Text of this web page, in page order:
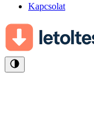
Kapcsolat